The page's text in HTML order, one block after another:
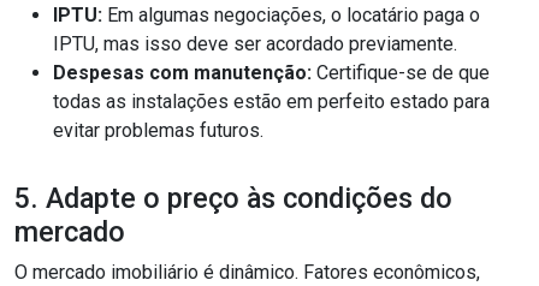
IPTU: Em algumas negociações, o locatário paga o
IPTU, mas isso deve ser acordado previamente.
Despesas com manutenção: Certifique-se de que
todas as instalações estão em perfeito estado para
evitar problemas futuros.
5. Adapte o preço às condições do
mercado
O mercado imobiliário é dinâmico. Fatores econômicos,